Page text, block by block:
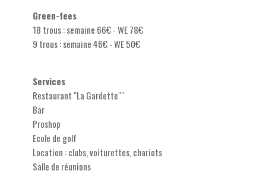
Green-fees
18 trous : semaine 66€ - WE 78€
9 trous : semaine 46€ - WE 50€
Services
Restaurant "La Gardette""
Bar
Proshop
Ecole de golf
Location : clubs, voiturettes, chariots
Salle de réunions